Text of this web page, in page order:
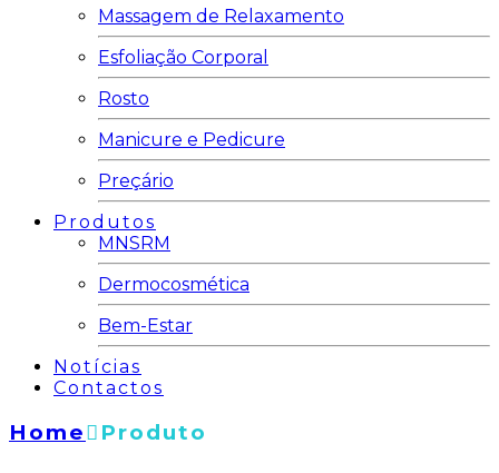
Massagem de Relaxamento
Esfoliação Corporal
Rosto
Manicure e Pedicure
Preçário
Produtos
MNSRM
Dermocosmética
Bem-Estar
Notícias
Contactos
Home Produto